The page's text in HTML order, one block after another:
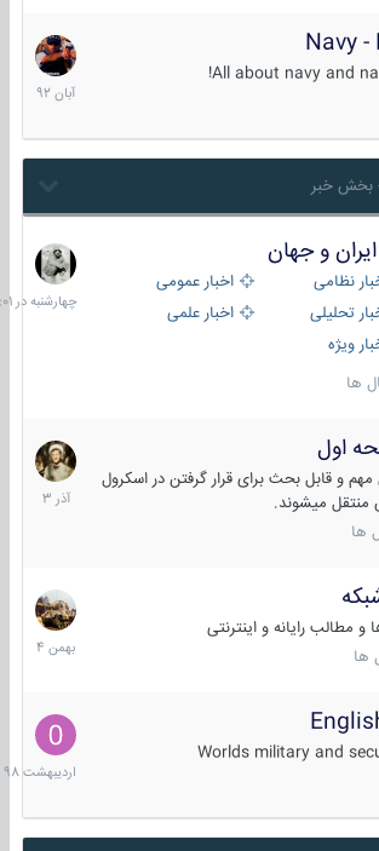
Navy
All about navy and
22
آبان
1392
و جهان
نظامی
اخبار عمومی
تحلیلی
اخبار علمی
ویژه
در
06:01
اول
و قابل بحث برای قرار گرفتن در اسکرول
میشوند.
7
آذر
1403
رایانه و اینترنتی
30
بهمن
1404
Worlds military and
10
1398